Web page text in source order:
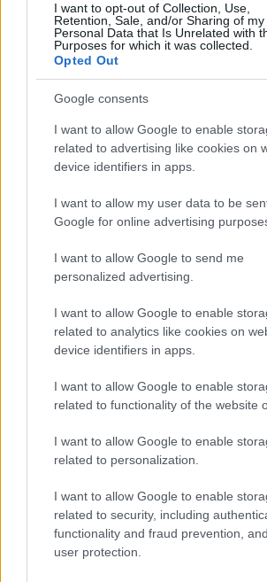
I want to opt-out of Collection, Use,
Retention, Sale, and/or Sharing of my
Personal Data that Is Unrelated with
Purposes for which it was collected.
Opted Out
Google consents
I want to allow Google to enable
related to advertising like cookies on
device identifiers in apps.
I want to allow my user data to be
Google for online advertising
I want to allow Google to send me
personalized advertising.
I want to allow Google to enable
related to analytics like cookies on
device identifiers in apps.
I want to allow Google to enable
related to functionality of the website
I want to allow Google to enable
related to personalization.
I want to allow Google to enable
related to security, including
functionality and fraud prevention,
user protection.
Ο κ. Μανουσάκης σημείωσε ακόμη
σημερινή κρίση αφορά τα ορυκτά
την οικονομία εξηλεκτρισμού»,
ότι «η ίδια η εξάρτηση των
ορυκτά καύσιμα ευνοεί τις
Εκτίμησε παράλληλα ότι «η
επιλογή από το να στραφεί στον
βιομηχανική πολιτική και ταχύτερη
επαναβιομηχάνιση της ευρωπαϊκής
Ακολουθήστε τοinsider.gr στο Google